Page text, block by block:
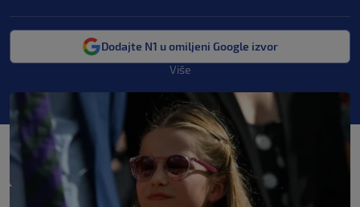
Dodajte N1 u omiljeni Google izvor
Više